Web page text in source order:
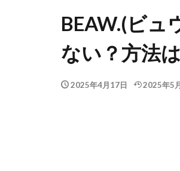
BEAW.(ビュ
ない？方法
2025年4月17日 2025年5